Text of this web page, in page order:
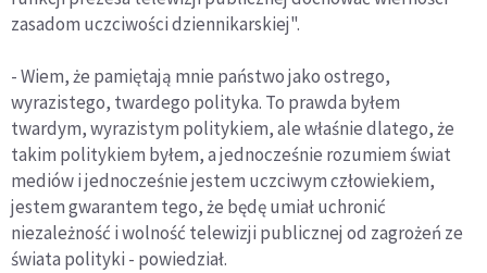
zasadom uczciwości dziennikarskiej".
- Wiem, że pamiętają mnie państwo jako ostrego,
wyrazistego, twardego polityka. To prawda byłem
twardym, wyrazistym politykiem, ale właśnie dlatego, że
takim politykiem byłem, a jednocześnie rozumiem świat
mediów i jednocześnie jestem uczciwym człowiekiem,
jestem gwarantem tego, że będę umiał uchronić
niezależność i wolność telewizji publicznej od zagrożeń ze
świata polityki - powiedział.